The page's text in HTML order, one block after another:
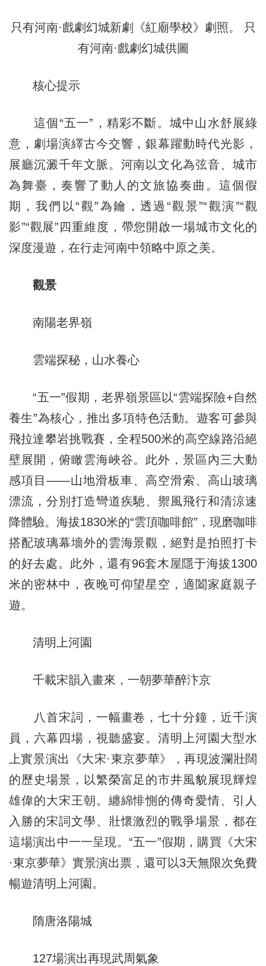
只有河南·戲劇幻城新劇《紅廟學校》劇照。 只
有河南·戲劇幻城供圖
核心提示
這個“五一”，精彩不斷。城中山水舒展綠
意，劇場演繹古今交響，銀幕躍動時代光影，
展廳沉澱千年文脈。河南以文化為弦音、城市
為舞臺，奏響了動人的文旅協奏曲。這個假
期，我們以“觀”為鑰，透過“觀景”“觀演”“觀
影”“觀展”四重維度，帶您開啟一場城市文化的
深度漫遊，在行走河南中領略中原之美。
觀景
南陽老界嶺
雲端探秘，山水養心
“五一”假期，老界嶺景區以“雲端探險+自然
養生”為核心，推出多項特色活動。遊客可參與
飛拉達攀岩挑戰賽，全程500米的高空線路沿絕
壁展開，俯瞰雲海峽谷。此外，景區內三大動
感項目——山地滑板車、高空滑索、高山玻璃
漂流，分別打造彎道疾馳、禦風飛行和清涼速
降體驗。海拔1830米的“雲頂咖啡館”，現磨咖啡
搭配玻璃幕墻外的雲海景觀，絕對是拍照打卡
的好去處。此外，還有96套木屋隱于海拔1300
米的密林中，夜晚可仰望星空，適闔家庭親子
遊。
清明上河園
千載宋韻入畫來，一朝夢華醉汴京
八首宋詞，一幅畫卷，七十分鐘，近千演
員，六幕四場，視聽盛宴。清明上河園大型水
上實景演出《大宋·東京夢華》，再現波瀾壯闊
的歷史場景，以繁榮富足的市井風貌展現輝煌
雄偉的大宋王朝。纏綿悱惻的傳奇愛情、引人
入勝的宋詞文學、壯懷激烈的戰爭場景，都在
這場演出中一一呈現。“五一”假期，購買《大宋
·東京夢華》實景演出票，還可以3天無限次免費
暢遊清明上河園。
隋唐洛陽城
127場演出再現武周氣象